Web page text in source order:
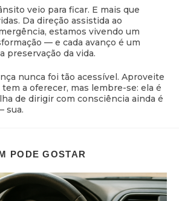
veio para ficar. E mais que
Da direção assistida ao
estamos vivendo um
— e cada avanço é um
preservação da vida.
nunca foi tão acessível. Aproveite
a oferecer, mas lembre-se: ela é
de dirigir com consciência ainda é
sua.
PODE GOSTAR